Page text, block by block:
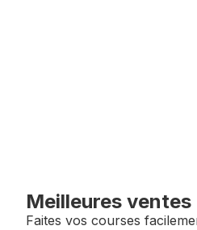
Meilleures ventes
Faites vos courses